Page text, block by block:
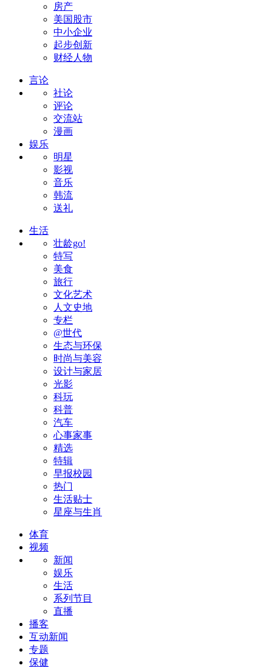
房产
美国股市
中小企业
起步创新
财经人物
言论
社论
评论
交流站
漫画
娱乐
明星
影视
音乐
韩流
送礼
生活
壮龄go!
特写
美食
旅行
文化艺术
人文史地
专栏
@世代
生态与环保
时尚与美容
设计与家居
光影
科玩
科普
汽车
心事家事
精选
特辑
早报校园
热门
生活贴士
星座与生肖
体育
视频
新闻
娱乐
生活
系列节目
直播
播客
互动新闻
专题
保健